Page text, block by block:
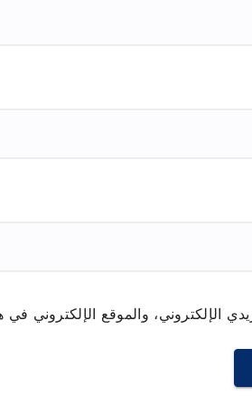
الإلكتروني، والموقع الإلكتروني في